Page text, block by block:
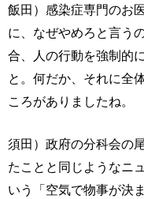
飯田）感染症専門のお
に、なぜやめろと言う
合、人の行動を強制的
と。何だか、それに全
ころがありましたね。
須田）政府の分科会の
たことと同じようなニ
いう「空気で物事が決